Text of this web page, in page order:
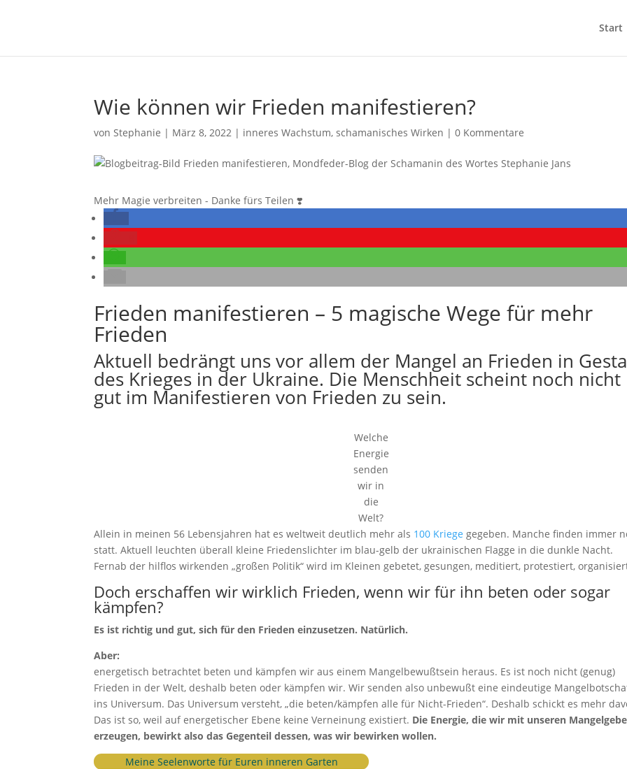
Start
Wie können wir Frieden manifestieren?
vonStephanie | März 8, 2022 | inneres Wachstum,schamanisches Wirken |0 Kommentare
Mehr Magie verbreiten - Danke fürs Teilen ❣️
Frieden manifestieren – 5 magische Wege für mehr
Frieden
Aktuell bedrängt uns vor allem der Mangel an Frieden in
des Krieges in der Ukraine. Die Menschheit scheint noch nicht
gut im Manifestieren von Frieden zu sein.
Welche
Energie
senden
wir in
die
Welt?
Allein in meinen 56 Lebensjahren hat es weltweit deutlich mehr als 100 Kriege gegeben. Manche finden immer
statt. Aktuell leuchten überall kleine Friedenslichter im blau-gelb der ukrainischen Flagge in die dunkle Nacht.
Fernab der hilflos wirkenden „großen Politik“ wird im Kleinen gebetet, gesungen, meditiert, protestiert,
Doch erschaffen wir wirklich Frieden, wenn wir für ihn beten oder sogar
kämpfen?
Es ist richtig und gut, sich für den Frieden einzusetzen. Natürlich.
Aber:
energetisch betrachtet beten und kämpfen wir aus einem Mangelbewußtsein heraus. Es ist noch nicht (genug)
Frieden in der Welt, deshalb beten oder kämpfen wir. Wir senden also unbewußt eine eindeutige
ins Universum. Das Universum versteht, „die beten/kämpfen alle für Nicht-Frieden“. Deshalb schickt es mehr
Das ist so, weil auf energetischer Ebene keine Verneinung existiert. Die Energie, die wir mit unseren
erzeugen, bewirkt also das Gegenteil dessen, was wir bewirken wollen.
Meine Seelenworte für Euren inneren Garten